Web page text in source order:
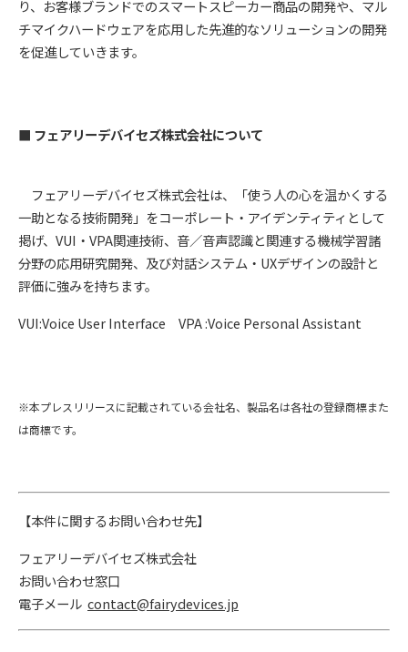
り、お客様ブランドでのスマートスピーカー商品の開発や、マル
チマイクハードウェアを応用した先進的なソリューションの開発
を促進していきます。
■ フェアリーデバイセズ株式会社について
フェアリーデバイセズ株式会社は、「使う人の心を温かくする
一助となる技術開発」をコーポレート・アイデンティティとして
掲げ、VUI・VPA関連技術、音／音声認識と関連する機械学習諸
分野の応用研究開発、及び対話システム・UXデザインの設計と
評価に強みを持ちます。
VUI:Voice User Interface VPA :Voice Personal Assistant
※本プレスリリースに記載されている会社名、製品名は各社の登録商標また
は商標です。
【本件に関するお問い合わせ先】
フェアリーデバイセズ株式会社
お問い合わせ窓口
電子メール contact@fairydevices.jp